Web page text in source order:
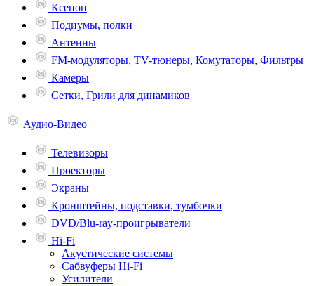
Ксенон
Подиумы, полки
Антенны
FM-модуляторы, TV-тюнеры, Комутаторы, Фильтры
Камеры
Сетки, Грили для динамиков
Аудио-Видео
Телевизоpы
Проекторы
Экраны
Кронштейны, подставки, тумбочки
DVD/Blu-ray-проигрыватели
Hi-Fi
Акустические системы
Сабвуферы Hi-Fi
Усилители